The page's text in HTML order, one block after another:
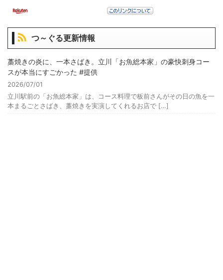
つ～ぐる更新情報
藁焼きの炎に、一本さばき。立川「お魚総本家」の豪快刺身コー
スが本当にすごかった #提供
2026/07/01
立川駅前の「お魚総本家」は、コース料理で板前さんがその日の魚を一
本まるごとさばき、藁焼きを実演してくれるお店で […]